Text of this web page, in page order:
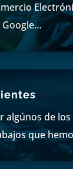
Google…
algúnos de
que